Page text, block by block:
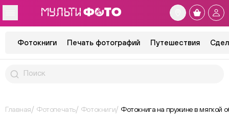
Фотокниги Печать фотографий Путешествия
Главная Фотопечать Фотокниги Фотокнига на пружине в мягкой